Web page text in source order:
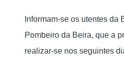
Informam-se os utentes da
Pombeiro da Beira, que a
realizar-se nos seguintes